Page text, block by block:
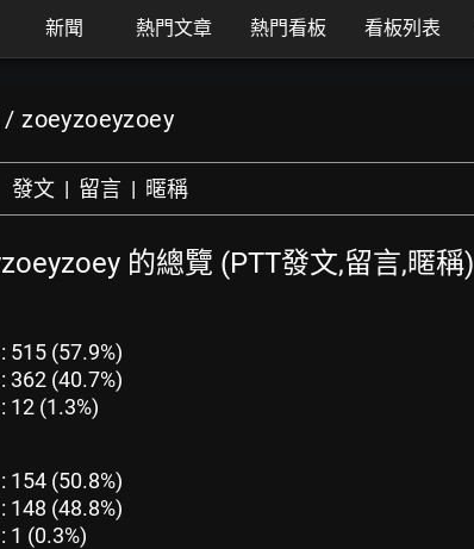
新聞 熱門文章 熱門看板 看板列表
/ zoeyzoeyzoey
發文 | 留言 | 暱稱
的總覽 (PTT發文,留言,暱稱)
515 (57.9%)
(40.7%)
12 (1.3%)
154 (50.8%)
(48.8%)
1 (0.3%)